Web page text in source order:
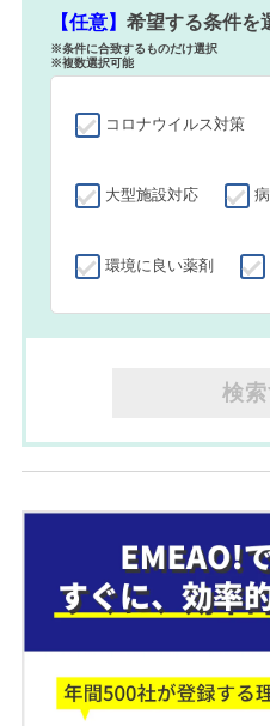
【任意】希望する条件を
※条件に合致するものだけ選択
※複数選択可能
コロナウイルス対策
大型施設対応
環境に良い薬剤
検